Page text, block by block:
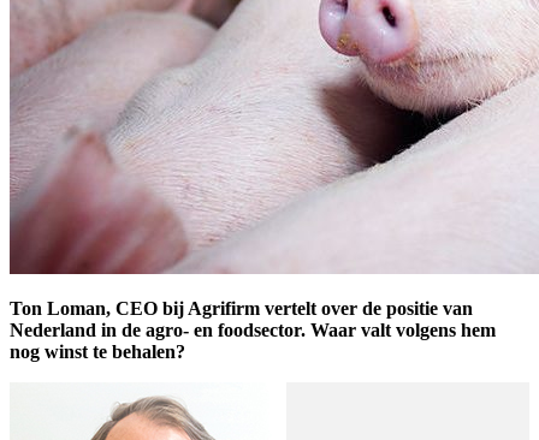
Ton Loman, CEO bij Agrifirm vertelt over de positie van
Nederland in de agro- en foodsector. Waar valt volgens hem
nog winst te behalen?